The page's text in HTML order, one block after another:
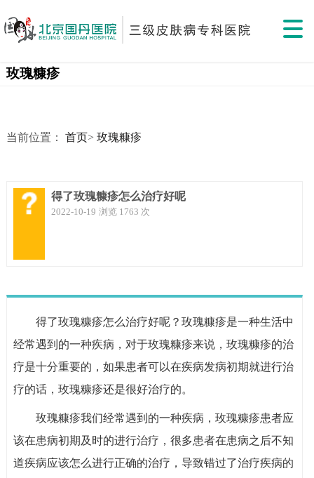
玫瑰糠疹
当前位置： 首页> 玫瑰糠疹
得了玫瑰糠疹怎么治疗好呢
2022-10-19 浏览 1763 次
得了玫瑰糠疹怎么治疗好呢？玫瑰糠疹是一种生活中
经常遇到的一种疾病，对于玫瑰糠疹来说，玫瑰糠疹的治
疗是十分重要的，如果患者可以在疾病发病初期就进行治
疗的话，玫瑰糠疹还是很好治疗的。
玫瑰糠疹我们经常遇到的一种疾病，玫瑰糠疹患者应
该在患病初期及时的进行治疗，很多患者在患病之后不知
道疾病应该怎么进行正确的治疗，导致错过了治疗疾病的